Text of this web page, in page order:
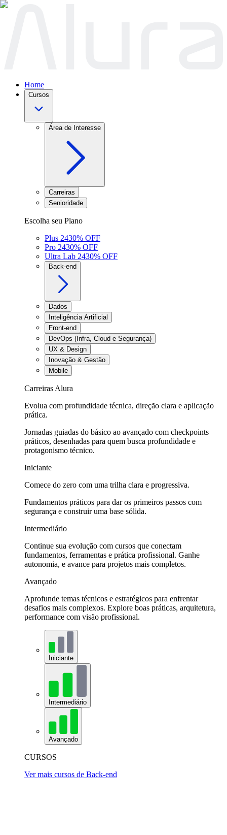
Home
Cursos
Área de Interesse
Carreiras
Senioridade
Escolha seu Plano
Plus 2430% OFF
Pro 2430% OFF
Ultra Lab 2430% OFF
Back-end
Dados
Inteligência Artificial
Front-end
DevOps (Infra, Cloud e Segurança)
UX & Design
Inovação & Gestão
Mobile
Carreiras Alura
Evolua com profundidade técnica, direção clara e aplicação
prática.
Jornadas guiadas do básico ao avançado com checkpoints
práticos, desenhadas para quem busca profundidade e
protagonismo técnico.
Iniciante
Comece do zero com uma trilha clara e progressiva.
Fundamentos práticos para dar os primeiros passos com
segurança e construir uma base sólida.
Intermediário
Continue sua evolução com cursos que conectam
fundamentos, ferramentas e prática profissional. Ganhe
autonomia, e avance para projetos mais completos.
Avançado
Aprofunde temas técnicos e estratégicos para enfrentar
desafios mais complexos. Explore boas práticas, arquitetura,
performance com visão profissional.
Iniciante
Intermediário
Avançado
CURSOS
Ver mais cursos de Back-end